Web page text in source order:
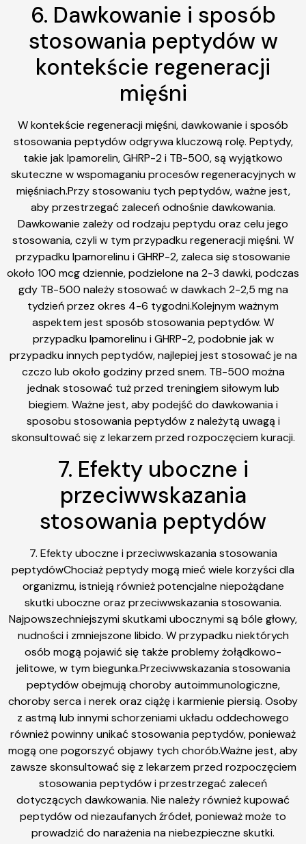
6. Dawkowanie i sposób
stosowania peptydów w
kontekście regeneracji
mięśni
W kontekście regeneracji mięśni, dawkowanie i sposób
stosowania peptydów odgrywa kluczową rolę. Peptydy,
takie jak Ipamorelin, GHRP-2 i TB-500, są wyjątkowo
skuteczne w wspomaganiu procesów regeneracyjnych w
mięśniach.Przy stosowaniu tych peptydów, ważne jest,
aby przestrzegać zaleceń odnośnie dawkowania.
Dawkowanie zależy od rodzaju peptydu oraz celu jego
stosowania, czyli w tym przypadku regeneracji mięśni. W
przypadku Ipamorelinu i GHRP-2, zaleca się stosowanie
około 100 mcg dziennie, podzielone na 2-3 dawki, podczas
gdy TB-500 należy stosować w dawkach 2-2,5 mg na
tydzień przez okres 4-6 tygodni.Kolejnym ważnym
aspektem jest sposób stosowania peptydów. W
przypadku Ipamorelinu i GHRP-2, podobnie jak w
przypadku innych peptydów, najlepiej jest stosować je na
czczo lub około godziny przed snem. TB-500 można
jednak stosować tuż przed treningiem siłowym lub
biegiem. Ważne jest, aby podejść do dawkowania i
sposobu stosowania peptydów z należytą uwagą i
skonsultować się z lekarzem przed rozpoczęciem kuracji.
7. Efekty uboczne i
przeciwwskazania
stosowania peptydów
7. Efekty uboczne i przeciwwskazania stosowania
peptydówChociaż peptydy mogą mieć wiele korzyści dla
organizmu, istnieją również potencjalne niepożądane
skutki uboczne oraz przeciwwskazania stosowania.
Najpowszechniejszymi skutkami ubocznymi są bóle głowy,
nudności i zmniejszone libido. W przypadku niektórych
osób mogą pojawić się także problemy żołądkowo-
jelitowe, w tym biegunka.Przeciwwskazania stosowania
peptydów obejmują choroby autoimmunologiczne,
choroby serca i nerek oraz ciążę i karmienie piersią. Osoby
z astmą lub innymi schorzeniami układu oddechowego
również powinny unikać stosowania peptydów, ponieważ
mogą one pogorszyć objawy tych chorób.Ważne jest, aby
zawsze skonsultować się z lekarzem przed rozpoczęciem
stosowania peptydów i przestrzegać zaleceń
dotyczących dawkowania. Nie należy również kupować
peptydów od niezaufanych źródeł, ponieważ może to
prowadzić do narażenia na niebezpieczne skutki.